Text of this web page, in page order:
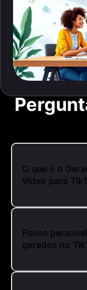
O que é o
Vídeo para
Posso
gerados no